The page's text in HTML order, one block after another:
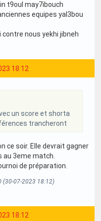
t9oul may7ibouch
equipes yal3bou
nous yekhi jibneh
18:12
un score et shorta
trancheront
ce soir. Elle devrait gagner
au 3eme match.
de préparation.
(30-07-2023 18:12)
18:12